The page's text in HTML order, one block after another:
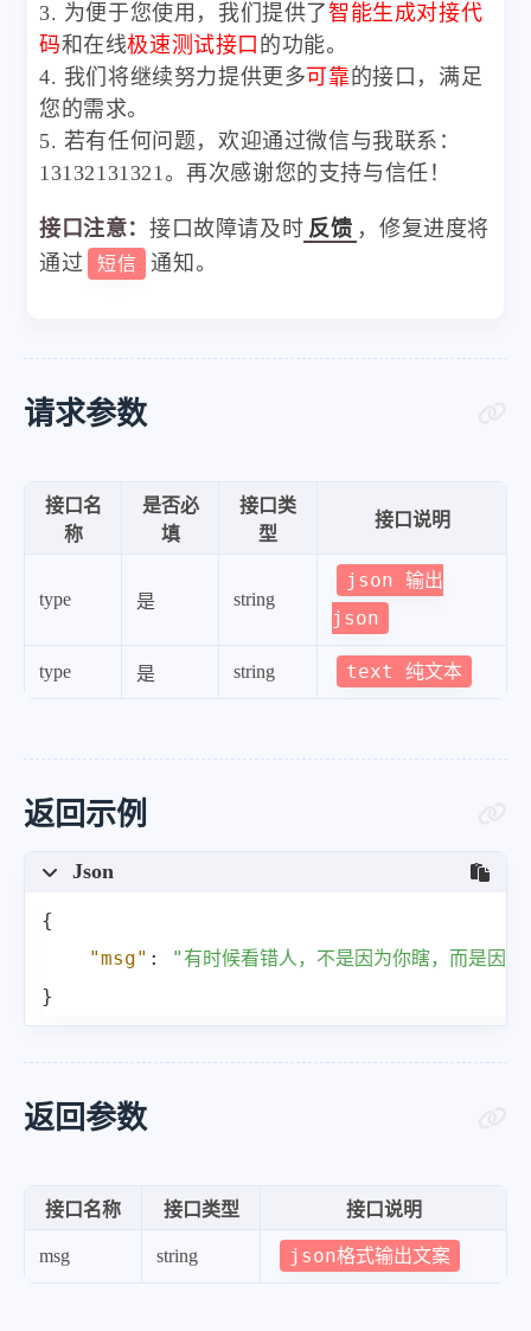
3. 为便于您使用，我们提供了智能生成对接代
码和在线极速测试接口 的功能。
4. 我们将继续努力提供更多可靠的接口，满足
您的需求。
5. 若有任何问题，欢迎通过微信与我联系：
13132131321。再次感谢您的支持与信任！
接口注意： 接口故障请及时 反馈 ，修复进度将
通过
短信 通知。
请求参数
接口名
称
是否必
填
接口类
型
接口说明
type 是 string
json 输出
json
type 是 string text 纯文本
返回示例
Json
{
"msg" :
"有时候看错人，不是因为你瞎，而是因
}
返回参数
接口名称 接口类型 接口说明
msg string json格式输出文案